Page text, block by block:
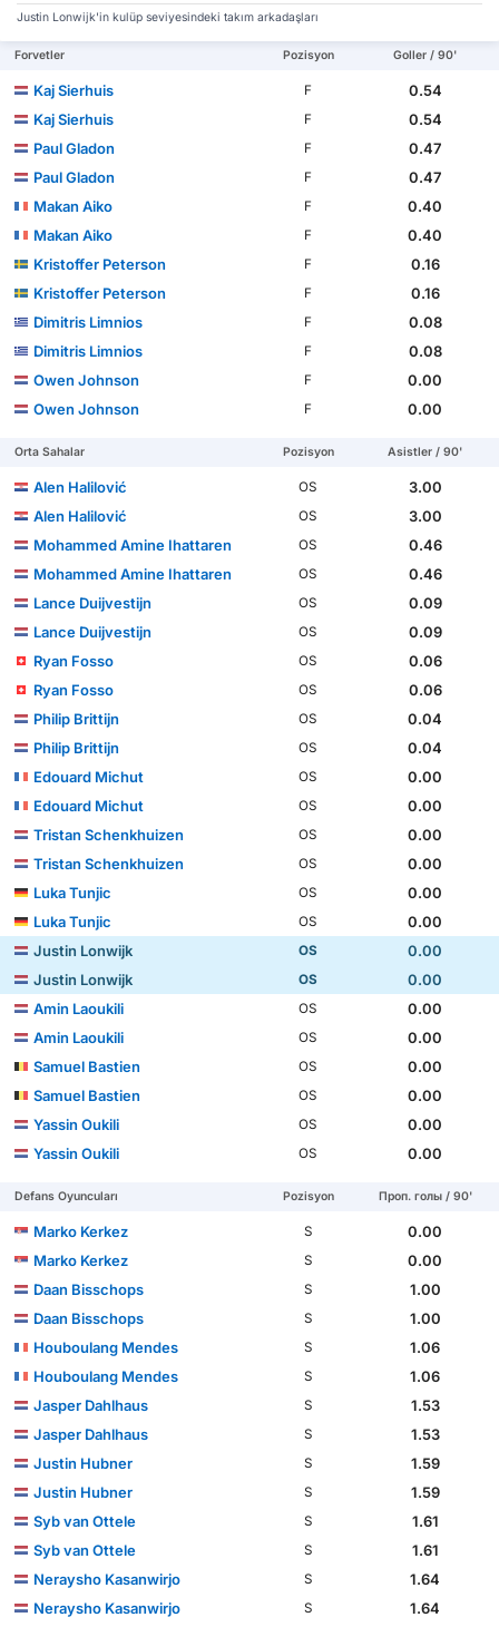
Justin Lonwijk'in kulüp seviyesindeki takım arkadaşları
Forvetler Pozisyon Goller / 90'
Kaj Sierhuis F
0.54
Kaj Sierhuis
F
0.54
Paul Gladon
F
0.47
Paul Gladon
F
0.47
Makan Aiko
F
0.40
Makan Aiko
F
0.40
Kristoffer Peterson
F
0.16
Kristoffer Peterson
F
0.16
Dimitris Limnios
F
0.08
Dimitris Limnios
F
0.08
Owen Johnson
F
0.00
Owen Johnson
F 0.00
Orta Sahalar Pozisyon Asistler / 90'
Alen Halilović OS
3.00
Alen Halilović
OS
3.00
Mohammed Amine Ihattaren
OS
0.46
Mohammed Amine Ihattaren
OS
0.46
Lance Duijvestijn
OS
0.09
Lance Duijvestijn
OS
0.09
Ryan Fosso
OS
0.06
Ryan Fosso
OS
0.06
Philip Brittijn
OS
0.04
Philip Brittijn
OS
0.04
Edouard Michut
OS
0.00
Edouard Michut
OS
0.00
Tristan Schenkhuizen
OS
0.00
Tristan Schenkhuizen
OS
0.00
Luka Tunjic
OS
0.00
Luka Tunjic
OS
0.00
Justin Lonwijk
OS
0.00
Justin Lonwijk
OS
0.00
Amin Laoukili
OS
0.00
Amin Laoukili
OS
0.00
Samuel Bastien
OS
0.00
Samuel Bastien
OS
0.00
Yassin Oukili
OS
0.00
Yassin Oukili
OS 0.00
Defans Oyuncuları Pozisyon Проп. голы / 90'
Marko Kerkez S
0.00
Marko Kerkez
S
0.00
Daan Bisschops
S
1.00
Daan Bisschops
S
1.00
Houboulang Mendes
S
1.06
Houboulang Mendes
S
1.06
Jasper Dahlhaus
S
1.53
Jasper Dahlhaus
S
1.53
Justin Hubner
S
1.59
Justin Hubner
S
1.59
Syb van Ottele
S
1.61
Syb van Ottele
S
1.61
Neraysho Kasanwirjo
S
1.64
Neraysho Kasanwirjo
S
1.64